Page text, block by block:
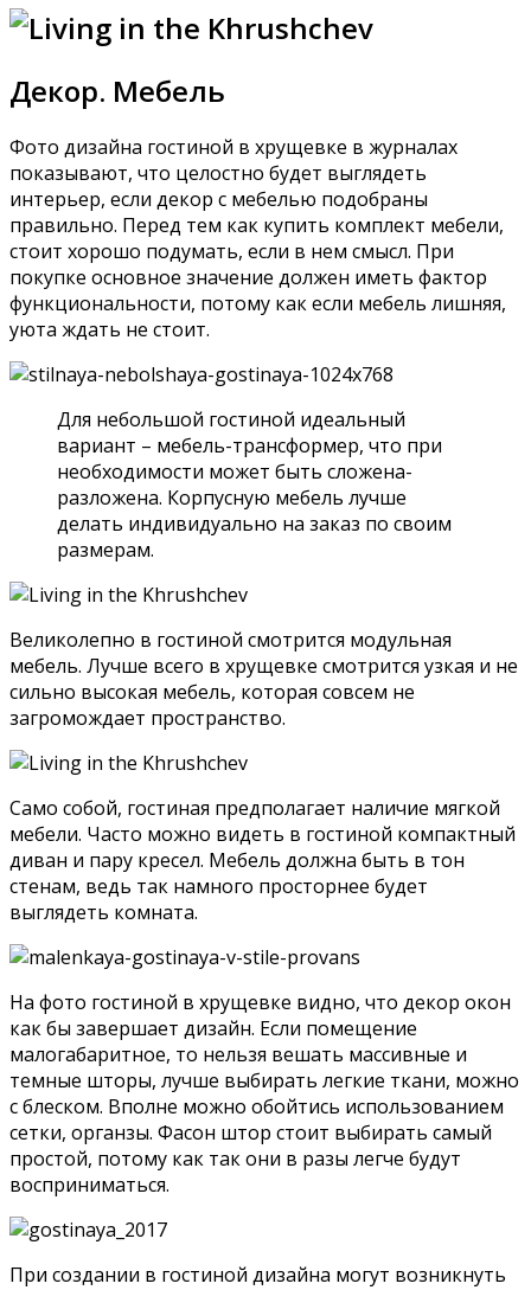
Декор. Мебель
Фото дизайна гостиной в хрущевке в журналах
показывают, что целостно будет выглядеть
интерьер, если декор с мебелью подобраны
правильно. Перед тем как купить комплект мебели,
стоит хорошо подумать, если в нем смысл. При
покупке основное значение должен иметь фактор
функциональности, потому как если мебель лишняя,
уюта ждать не стоит.
Для небольшой гостиной идеальный
вариант – мебель-трансформер, что при
необходимости может быть сложена-
разложена. Корпусную мебель лучше
делать индивидуально на заказ по своим
размерам.
Великолепно в гостиной смотрится модульная
мебель. Лучше всего в хрущевке смотрится узкая и не
сильно высокая мебель, которая совсем не
загромождает пространство.
Само собой, гостиная предполагает наличие мягкой
мебели. Часто можно видеть в гостиной компактный
диван и пару кресел. Мебель должна быть в тон
стенам, ведь так намного просторнее будет
выглядеть комната.
На фото гостиной в хрущевке видно, что декор окон
как бы завершает дизайн. Если помещение
малогабаритное, то нельзя вешать массивные и
темные шторы, лучше выбирать легкие ткани, можно
с блеском. Вполне можно обойтись использованием
сетки, органзы. Фасон штор стоит выбирать самый
простой, потому как так они в разы легче будут
восприниматься.
При создании в гостиной дизайна могут возникнуть